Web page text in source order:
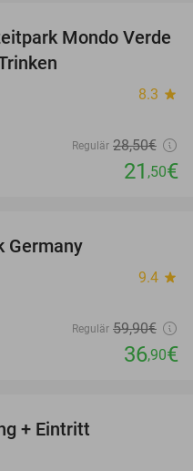
25%
Mondo Verde
8.3 star
Regulär 28,50€
21 ,50€
Germany
9.4 star
Regulär 59,90€
36,90€
+ Eintritt